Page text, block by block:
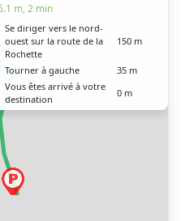
m, 2 min
Se diriger vers le nord-
ouest sur la route de la
Rochette
150 m
Tourner à gauche
35 m
Vous êtes arrivé à votre
destination
0 m